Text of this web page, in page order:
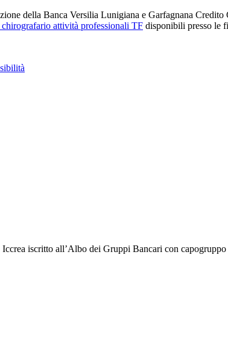
della Banca Versilia Lunigiana e Garfagnana Credito
attività professionali TF disponibili presso le
iscritto all’Albo dei Gruppi Bancari con